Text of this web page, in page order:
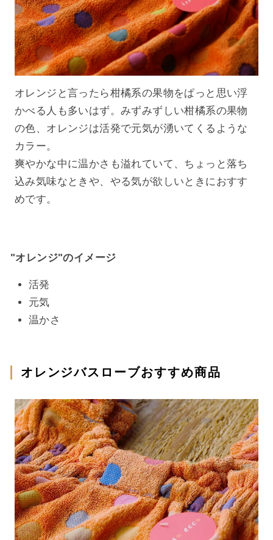
オレンジと言ったら柑橘系の果物をぱっと思い浮
かべる人も多いはず。みずみずしい柑橘系の果物
の色、オレンジは活発で元気が湧いてくるような
カラー。
爽やかな中に温かさも溢れていて、ちょっと落ち
込み気味なときや、やる気が欲しいときにおすす
めです。
"オレンジ"のイメージ
活発
元気
温かさ
オレンジバスローブおすすめ商品